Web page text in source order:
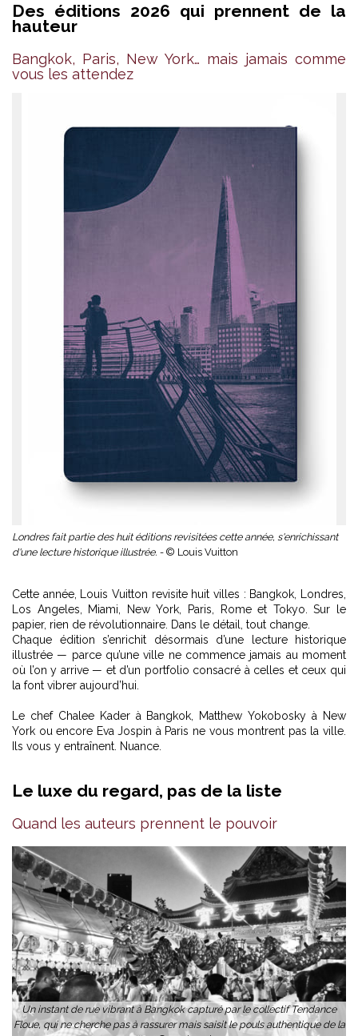
Des éditions 2026 qui prennent de la
hauteur
Bangkok, Paris, New York… mais jamais comme
vous les attendez
Londres fait partie des huit éditions revisitées cette année, s'enrichissant
d'une lecture historique illustrée. - © Louis Vuitton
Cette année, Louis Vuitton revisite huit villes : Bangkok, Londres,
Los Angeles, Miami, New York, Paris, Rome et Tokyo. Sur le
papier, rien de révolutionnaire. Dans le détail, tout change.
Chaque édition s’enrichit désormais d’une lecture historique
illustrée — parce qu’une ville ne commence jamais au moment
où l’on y arrive — et d’un portfolio consacré à celles et ceux qui
la font vibrer aujourd’hui.
Le chef Chalee Kader à Bangkok, Matthew Yokobosky à New
York ou encore Eva Jospin à Paris ne vous montrent pas la ville.
Ils vous y entraînent. Nuance.
Le luxe du regard, pas de la liste
Quand les auteurs prennent le pouvoir
Un instant de rue vibrant à Bangkok capturé par le collectif Tendance
Floue, qui ne cherche pas à rassurer mais saisit le pouls authentique de la